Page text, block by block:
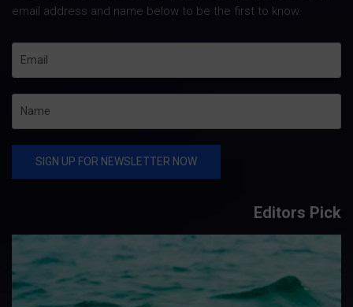
email address and name below to be the first to know.
Editors Pick